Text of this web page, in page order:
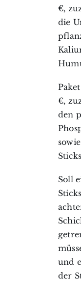
€,
die
€,
den
Soll
und
der